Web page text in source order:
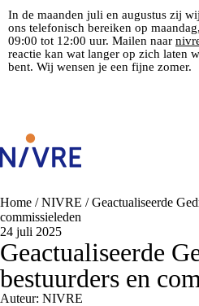
In de maanden juli en augustus zij
ons telefonisch bereiken op
09:00 tot 12:00 uur. Mailen naar
reactie kan wat langer op zich laten
bent. Wij wensen je een fijne zomer.
Home /NIVRE /Geactualiseerde
commissieleden
24 juli 2025
Geactualiseerde
bestuurders en
Auteur: NIVRE